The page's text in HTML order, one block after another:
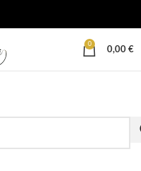
0
0,00 €